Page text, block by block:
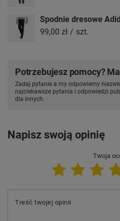
Spodnie dresowe
99,00 zł / szt.
Potrzebujesz pomocy?
Zadaj pytanie a my odpowiemy
najciekawsze pytania i odpowiedzi
dla innych.
Napisz swoją opinię
Twoja
Treść twojej opinii